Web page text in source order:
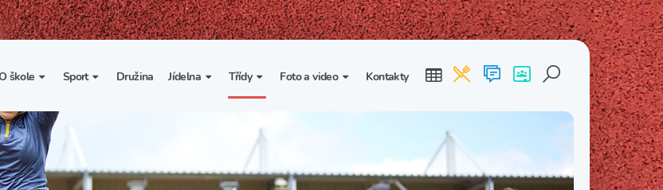
třídy
škole
Základní informace
Organizace školního roku
Výuka a učební plán
Sport Družina Jídelna
Vnitřní řád školní jídelny
Třídy
Třída I. B Třída I. C
Třída II. A Třída II. C
Třída III. A Třída III. B Třída III. C
Foto a video Kontakty